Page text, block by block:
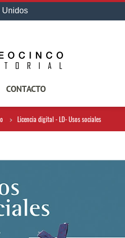
Unidos
CONTACTO
Licencia digital - LD- Usos sociales